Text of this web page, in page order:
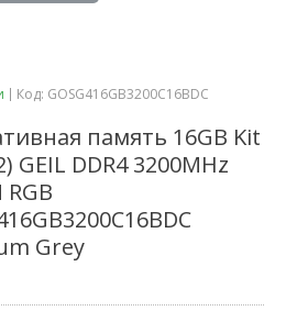
Код: GOSG416GB3200C16BDC
память 16GB Kit
GEIL DDR4 3200MHz
RGB
Grey